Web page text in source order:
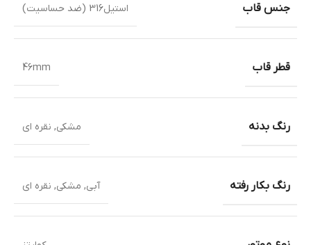
جنس قاب استیل316 (ضد حساسیت)
قطر قاب 46mm
رنگ بدنه مشکی, نقره ای
رنگ بکار رفته آبی, مشکی, نقره ای